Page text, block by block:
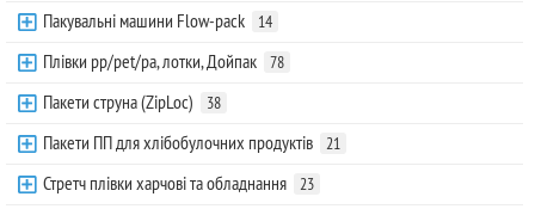
Пакувальні машини Flow-pack 14
Плівки pp/pet/pa, лотки, Дойпак 78
Пакети струна (ZipLoc) 38
Пакети ПП для хлібобулочних продуктів 21
Стретч плівки харчові та обладнання 23